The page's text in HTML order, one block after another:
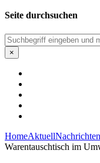
Seite durchsuchen
Suchen
×
HomeAktuell
Warentauschtisch im